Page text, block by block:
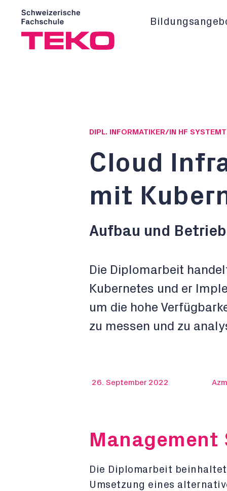
DIPL. INFORMATIKER/IN HF
Cloud
mit
Aufbau und
Die Diplomarbeit
Kubernetes und er
um die hohe
zu messen und zu
26. September 2022
Management
Die Diplomarbeit
Umsetzung eines